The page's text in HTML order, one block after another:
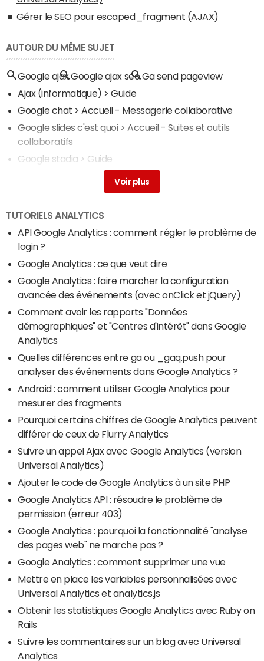
Gérer le SEO pour escaped_fragment (AJAX)
AUTOUR DU MÊME SUJET
Google ajax Google ajax seo Ga send pageview
Ajax (informatique) > Guide
Google chat > Accueil - Messagerie collaborative
Google slides c'est quoi> Accueil - Suites et outils
collaboratifs
Google stadia > Guide
> Accueil - Outils d'automatisation
TUTORIELS ANALYTICS
API Google Analytics : comment régler le problème de
login ?
Google Analytics : ce que veut dire
Google Analytics : faire marcher la configuration
avancée des événements (avec onClick et jQuery)
Comment avoir les rapports "Données
démographiques" et "Centres d'intérêt" dans Google
Analytics
Quelles différences entre ga ou _gaq.push pour
analyser des événements dans Google Analytics ?
Android : comment utiliser Google Analytics pour
mesurer des fragments
Pourquoi certains chiffres de Google Analytics peuvent
différer de ceux de Flurry Analytics
Suivre un appel Ajax avec Google Analytics (version
Universal Analytics)
Ajouter le code de Google Analytics à un site PHP
Google Analytics API : résoudre le problème de
permission (erreur 403)
Google Analytics : pourquoi la fonctionnalité "analyse
des pages web" ne marche pas ?
Google Analytics : comment supprimer une vue
Mettre en place les variables personnalisées avec
Universal Analytics et analytics.js
Obtenir les statistiques Google Analytics avec Ruby on
Rails
Suivre les commentaires sur un blog avec Universal
Analytics